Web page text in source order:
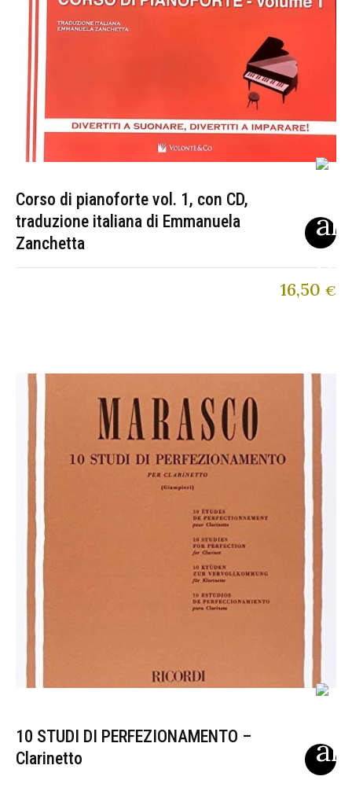
Corso di pianoforte vol. 1, con CD,
traduzione italiana di Emmanuela
Zanchetta
16,50 €
10 STUDI DI PERFEZIONAMENTO –
Clarinetto